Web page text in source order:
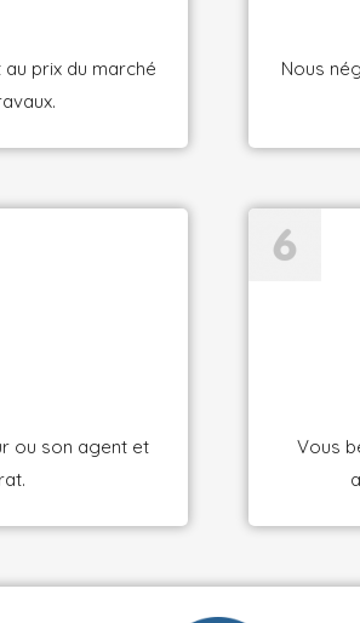
prix du marché
Nous
ou son agent et
Vous